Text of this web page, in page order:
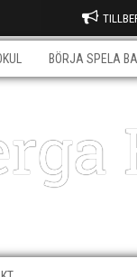
BÖRJA SPELA